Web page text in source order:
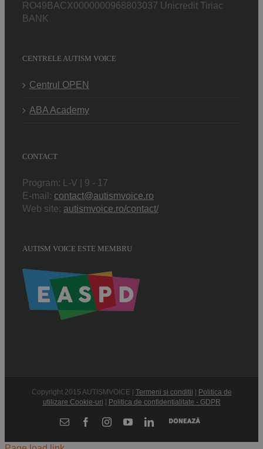
RO49BACX0000000968803037 Unicredit Tiriac
BANK
CENTRELE AUTISM VOICE
Centrul OPEN
ABA Academy
CONTACT
Program: L-V | 9 - 17
E-mail: contact@autismvoice.ro
Web site: autismvoice.ro/contact/
AUTISM VOICE ESTE MEMBRU
Copyright 2015 AUTISMVOICE | Termeni si conditii | Politica de
utilizare Cookie-uri | Politica de confidentialitate - GDPR
E-
FacebookInstagramYouTubeLinkedIn
Donează